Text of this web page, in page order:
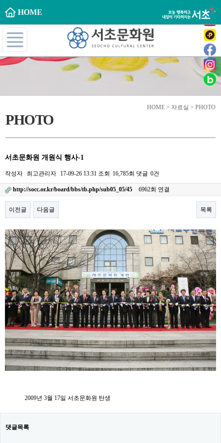
HOME
HOME > 자료실 > PHOTO
PHOTO
서초문화원 개원식 행사-1
작성자 최고관리자 17-09-26 13:31 조회 16,785회 댓글 0건
http://socc.or.kr/board/bbs/tb.php/sub05_05/45 6962회 연결
이전글 다음글 목록
본문
2009년 3월 17일 서초문화원 탄생
댓글목록